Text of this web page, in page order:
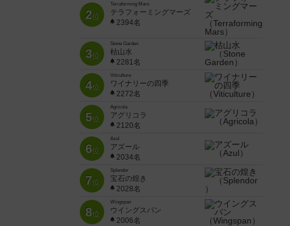
2位
Terraforming Mars
テラフォーミングマーズ
2394名
3位
Stone Garden
枯山水
2281名
4位
Viticulture
ワイナリーの四季
2272名
5位
Agricola
アグリコラ
2120名
6位
Azul
アズール
2034名
7位
Splendor
宝石の煌き
2028名
8位
Wingspan
ウイングスパン
2006名